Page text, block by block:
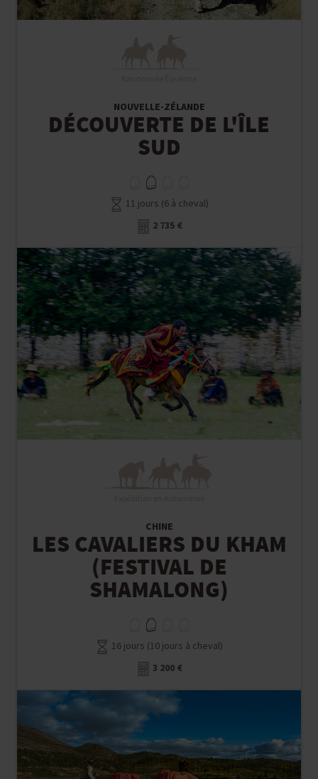
NOUVELLE-ZÉLANDE
DÉCOUVERTE DE L'ÎLE
SUD
11 jours (6 à cheval)
2 735 €
CHINE
LES CAVALIERS DU KHAM
(FESTIVAL DE
SHAMALONG)
16 jours (10 jours à cheval)
3 200 €